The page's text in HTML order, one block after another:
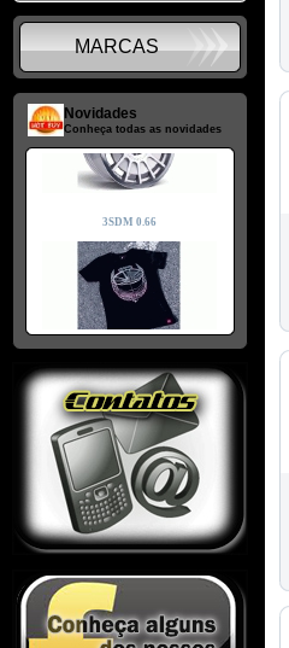
MARCAS
Novidades
Conheça todas as novidades